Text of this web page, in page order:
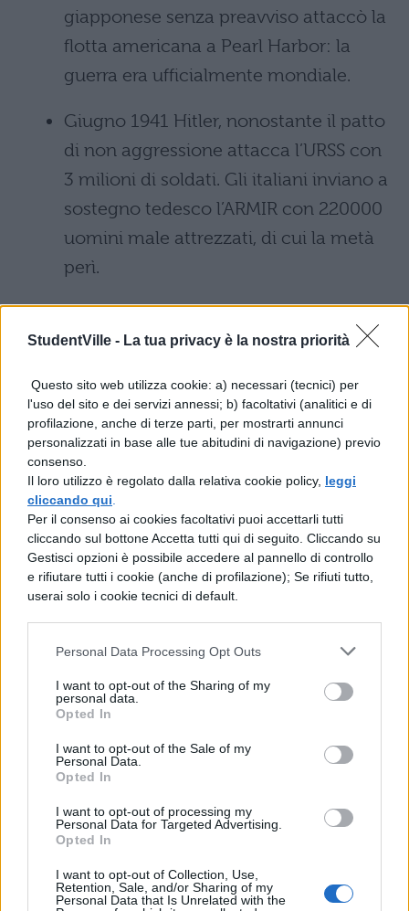
StudentVille - La tua privacy è la nostra priorità
Questo sito web utilizza cookie: a) necessari (tecnici) per
l'uso del sito e dei servizi annessi; b) facoltativi (analitici e di
profilazione, anche di terze parti, per mostrarti annunci
personalizzati in base alle tue abitudini di navigazione) previo
consenso.
Il loro utilizzo è regolato dalla relativa cookie policy, leggi
cliccando qui
Per il consenso ai cookies facoltativi puoi accettarli tutti
cliccando sul bottone Accetta tutti qui di seguito. Cliccando su
Gestisci opzioni è possibile accedere al pannello di controllo
e rifiutare tutti i cookie (anche di profilazione); Se rifiuti tutto,
userai solo i cookie tecnici di default.
Personal Data Processing Opt Outs
I want to opt-out of the Sharing of my
personal data.
Opted In
I want to opt-out of the Sale of my
Personal Data.
Opted In
I want to opt-out of processing my
Personal Data for Targeted Advertising.
Opted In
I want to opt-out of Collection, Use,
Retention, Sale, and/or Sharing of my
Personal Data that Is Unrelated with the
giapponese senza preavviso attaccò la
flotta americana a Pearl Harbor: la
guerra era ufficialmente mondiale.
Giugno 1941 Hitler, nonostante il patto
di non aggressione attacca l’URSS con
3 milioni di soldati. Gli italiani inviano a
sostegno tedesco l’ARMIR con 220000
uomini male attrezzati, di cui la metà
perì.
Fuhrer sfurono costrette a retrocedere,
i sovietici dopo uno combattimento
cruento vinsero la Battaglia di
Stalingrado, che segnò la prima grande
sconfitta politico-militare della
Germania nazista e dei suoi alleati.
Maggio 1942, nel Pacifico l’avanzata
seguito alla Battaglia del Mar dei
Isole Midway e alla conquista della
Salomone).
Tra il novembre del 1942 e maggio
1943 l’Asse subì pesanti sconfitte anche
Egitto).